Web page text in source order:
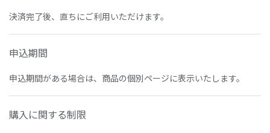
決済完了後、直ちにご利用いただけます。
申込期間
申込期間がある場合は、商品の個別ページに表示いたします。
購入に関する制限